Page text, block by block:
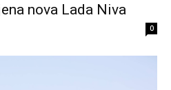
nova Lada Niva
0